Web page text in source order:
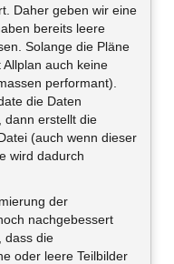
Daher geben wir eine
bereits leere
Solange die Pläne
auch keine
performant).
die Daten
dann erstellt die
(auch wenn dieser
wird dadurch
der
nachgebessert
dass die
oder leere Teilbilder